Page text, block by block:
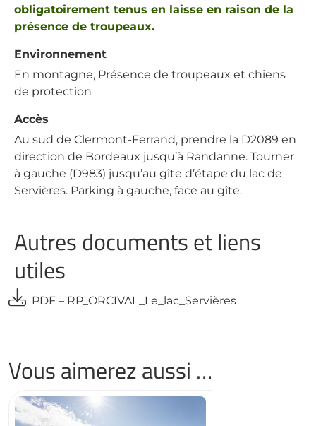
obligatoirement tenus en laisse en raison de la
présence de troupeaux.
Environnement
En montagne, Présence de troupeaux et chiens
de protection
Accès
Au sud de Clermont-Ferrand, prendre la D2089 en
direction de Bordeaux jusqu’à Randanne. Tourner
à gauche (D983) jusqu’au gîte d’étape du lac de
Servières. Parking à gauche, face au gîte.
Autres documents et liens
utiles
PDF – RP_ORCIVAL_Le_lac_Servières
Vous aimerez aussi …